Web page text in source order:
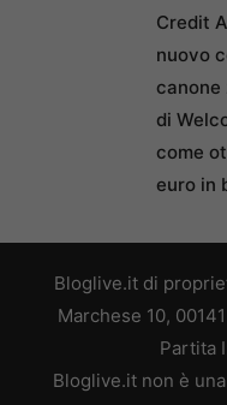
Credit
nuovo
canone
di
come
euro in
Bloglive.it di
Marchese 10,
Partita
Bloglive.it non è